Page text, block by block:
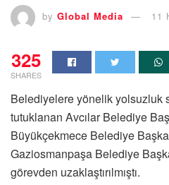
by Global Media 11
325
SHARES
Belediyelere yönelik yolsuzluk
tutuklanan Avcılar Belediye
Büyükçekmece Belediye
Gaziosmanpaşa Belediye
görevden uzaklaştırılmıştı.